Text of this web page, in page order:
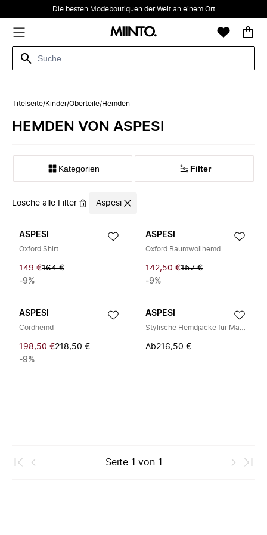
Die besten Modeboutiquen der Welt an einem Ort
Titelseite/Kinder/Oberteile/Hemden
HEMDEN VON ASPESI
Kategorien Filter
Lösche alle Filter Aspesi
ASPESI
Oxford Shirt
149 €164 €
-9%
ASPESI
Oxford Baumwollhemd
142,50 €157 €
-9%
ASPESI
Cordhemd
198,50 €218,50 €
-9%
ASPESI
Stylische Hemdjacke für Männer
Ab216,50 €
Seite 1 von 1